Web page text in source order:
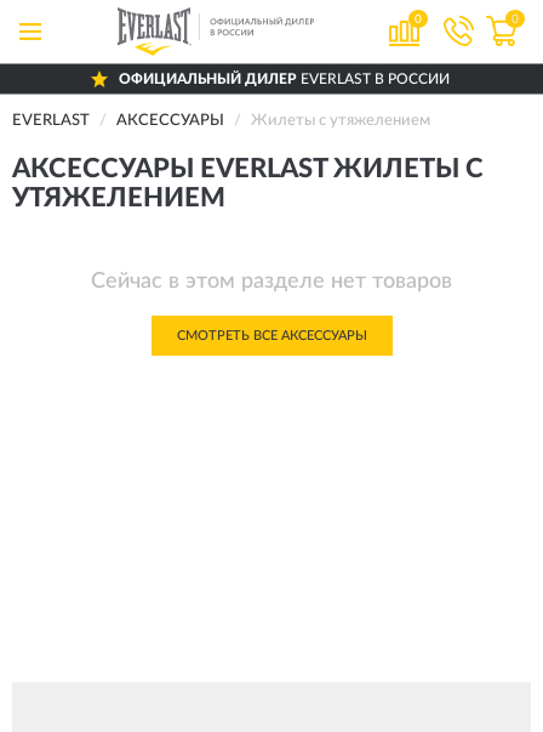
0 0
ОФИЦИАЛЬНЫЙ ДИЛЕР EVERLAST В РОССИИ
EVERLAST АКСЕССУАРЫ Жилеты с утяжелением
АКСЕССУАРЫ EVERLAST ЖИЛЕТЫ С
УТЯЖЕЛЕНИЕМ
Сейчас в этом разделе нет товаров
СМОТРЕТЬ ВСЕ АКСЕССУАРЫ